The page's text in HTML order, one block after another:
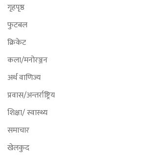
गृहपृष्ठ
फुटबल
क्रिकेट
कला/मनोरञ्जन
अर्थ वाणिज्य
प्रवास/अन्तर्राष्ट्रिय
शिक्षा/ स्वास्थ्य
समाचार
खेलकुद